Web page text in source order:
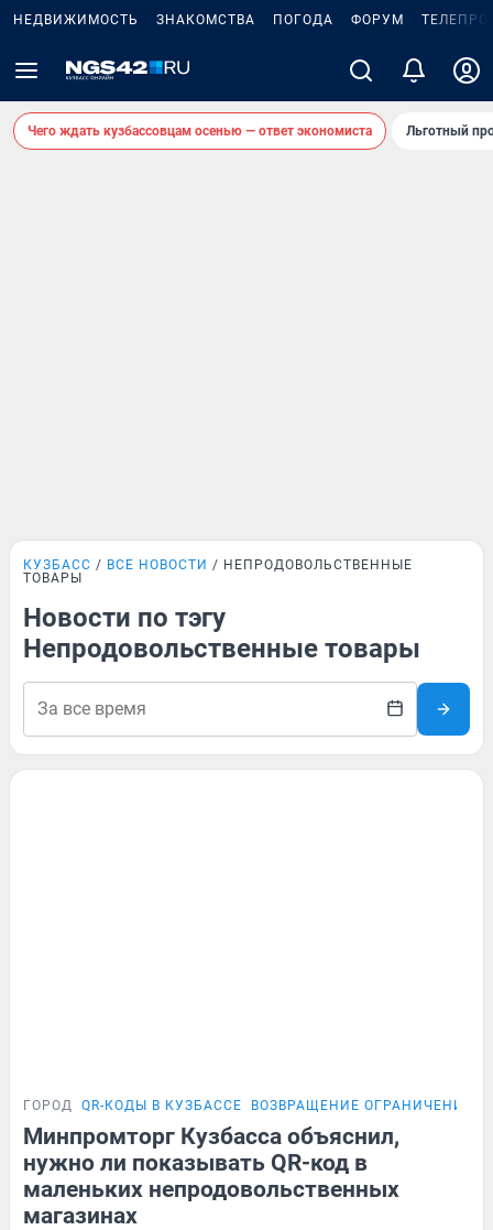
НЕДВИЖИМОСТЬ ЗНАКОМСТВА ПОГОДА ФОРУМ
Чего ждать кузбассовцам осенью — ответ экономиста Льготный
КУЗБАСС ВСЕ НОВОСТИ
НЕПРОДОВОЛЬСТВЕННЫЕ
ТОВАРЫ
Новости по тэгу
Непродовольственные товары
ГОРОД QR-КОДЫ В КУЗБАССЕ ВОЗВРАЩЕНИЕ ОГРАНИЧЕНИЙ
Минпромторг Кузбасса объяснил,
нужно ли показывать QR-код в
маленьких непродовольственных
магазинах